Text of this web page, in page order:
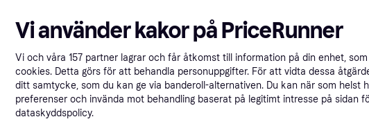
Specifikationer
Vi använder kakor på PriceRunner
Vi och våra 157 partner lagrar och får åtkomst till information på din enhet,
cookies. Detta görs för att behandla personuppgifter. För att vidta dessa
ditt samtycke, som du kan ge via banderoll-alternativen. Du kan när som helst
preferenser och invända mot behandling baserat på legitimt intresse på sidan
dataskyddspolicy.